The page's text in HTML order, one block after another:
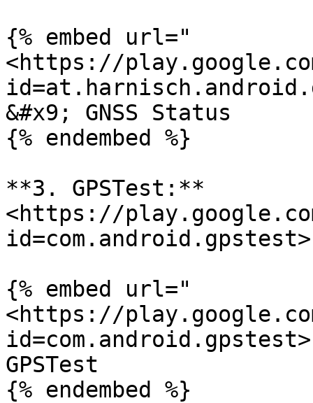
{% embed url="
<https://
&#x9; GNSS Status
{% endembed %}
**3. GPSTest:**
<https://
id=com.android.gpstest>
{% embed url="
<https://
GPSTest
{% endembed %}